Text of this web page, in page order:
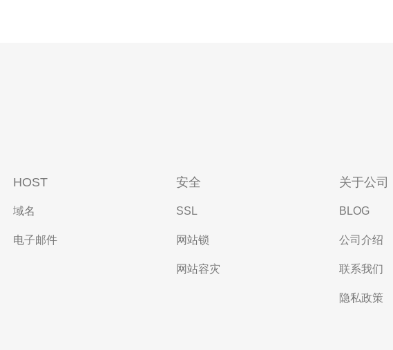
HOST
域名
电子邮件
安全
SSL
网站锁
网站容灾
关于公司
BLOG
公司介绍
联系我们
隐私政策